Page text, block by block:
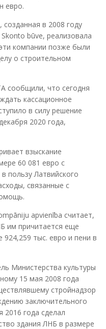
евро.
в 2008 году
būve, реализовала
компании позже были
о строительном
сообщили, что сегодня
кассационное
в силу решение
2020 года,
взыскание
60 081 евро с
пользу Латвийского
связанные с
apvienība считает,
им причитается еще
тыс. евро и пени в
Министерства культуры
15 мая 2008 года
стройнадзор
заключительного
года сделал
здания ЛНБ в размере